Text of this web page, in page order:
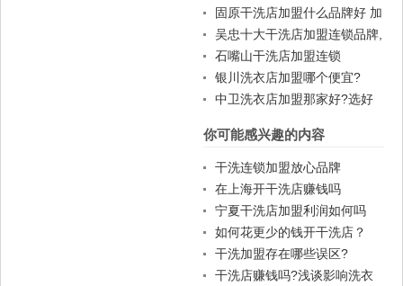
好，干洗店加盟谁家品牌比较
靠谱?
固原干洗店加盟什么品牌好 加
盟流程简单吗
吴忠十大干洗店加盟连锁品牌,
象王品牌了解一下
石嘴山干洗店加盟连锁
银川洗衣店加盟哪个便宜?
中卫洗衣店加盟那家好?选好
你可能感兴趣的内容
干洗连锁加盟放心品牌
在上海开干洗店赚钱吗
宁夏干洗店加盟利润如何吗
如何花更少的钱开干洗店？
干洗加盟存在哪些误区?
干洗店赚钱吗?浅谈影响洗衣